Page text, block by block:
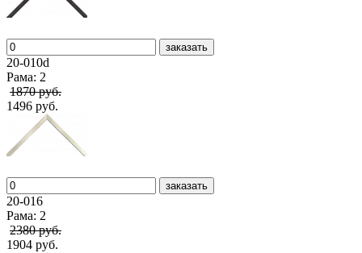
заказать
20-010d
Рама: 2
1870 руб.
1496 руб.
заказать
20-016
Рама: 2
2380 руб.
1904 руб.